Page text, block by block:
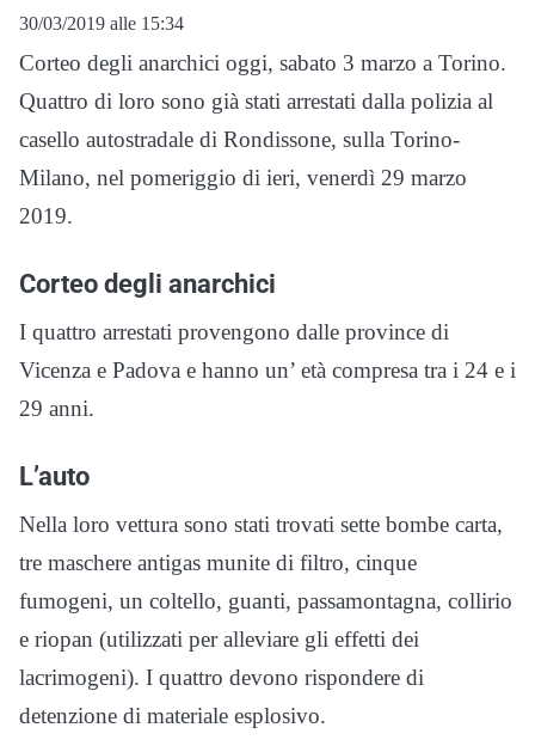
30/03/2019 alle 15:34
Corteo degli anarchici oggi, sabato 3 marzo a Torino.
Quattro di loro sono già stati arrestati dalla polizia al
casello autostradale di Rondissone, sulla Torino-
Milano, nel pomeriggio di ieri, venerdì 29 marzo
2019.
Corteo degli anarchici
I quattro arrestati provengono dalle province di
Vicenza e Padova e hanno un’ età compresa tra i 24 e i
29 anni.
L’auto
Nella loro vettura sono stati trovati sette bombe carta,
tre maschere antigas munite di filtro, cinque
fumogeni, un coltello, guanti, passamontagna, collirio
e riopan (utilizzati per alleviare gli effetti dei
lacrimogeni). I quattro devono rispondere di
detenzione di materiale esplosivo.